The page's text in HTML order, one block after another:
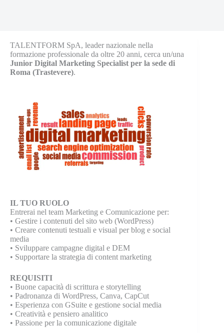
TALENTFORM SpA, leader nazionale nella
formazione professionale da oltre 20 anni, cerca un/una
Junior Digital Marketing Specialist per la sede di
Roma (Trastevere).
IL TUO RUOLO
Entrerai nel team Marketing e Comunicazione per:
• Gestire i contenuti del sito web (WordPress)
• Creare contenuti testuali e visual per blog e social
media
• Sviluppare campagne digital e DEM
• Supportare la strategia di content marketing
REQUISITI
• Buone capacità di scrittura e storytelling
• Padronanza di WordPress, Canva, CapCut
• Esperienza con GSuite e gestione social media
• Creatività e pensiero analitico
• Passione per la comunicazione digitale